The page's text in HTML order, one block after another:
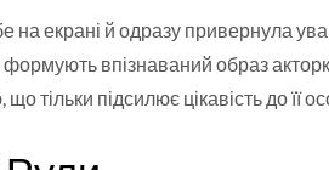
екрані й одразу привернула
впізнаваний образ
підсилює цікавість до її